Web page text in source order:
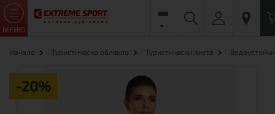
МЕНЮ
Начало Туристическо облекло Туристически якета
-20%